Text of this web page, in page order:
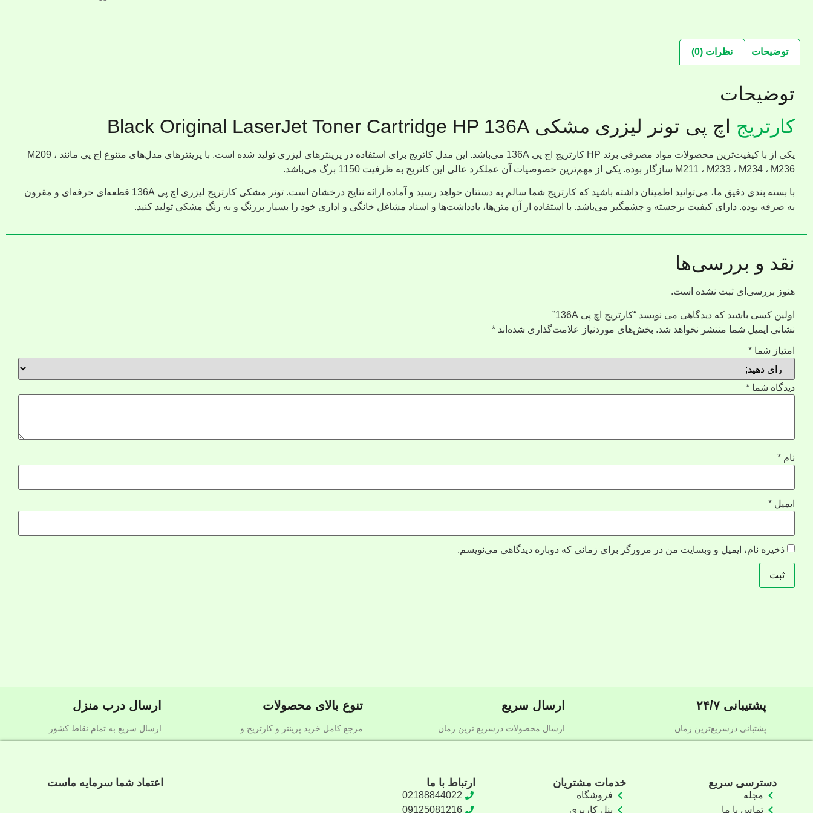
توضیحات نظرات (0)
توضیحات
کارتریج اچ پی تونر لیزری مشکی Black Original LaserJet Toner Cartridge HP 136A
یکی از با کیفیت‌ترین محصولات مواد مصرفی برند HP کارتریج اچ پی 136A می‌باشد. این مدل کاتریج برای استفاده در پرینترهای لیزری تولید شده است. با پرینترهای مدل‌های متنوع اچ پی مانند M209 ،
M211 ، M233 ، M234 ، M236 سازگار بوده. یکی از مهم‌ترین خصوصیات آن عملکرد عالی این کاتریج به ظرفیت 1150 برگ می‌باشد.
با بسته بندی دقیق ما، می‌توانید اطمینان داشته باشید که کارتریج شما سالم به دستتان خواهد رسید و آماده ارائه نتایج درخشان است. تونر مشکی کارتریج لیزری اچ پی 136A قطعه‌ای حرفه‌ای و مقرون
به صرفه بوده. دارای کیفیت برجسته و چشمگیر می‌باشد. با استفاده از آن متن‌ها، یادداشت‌ها و اسناد مشاغل خانگی و اداری خود را بسیار پررنگ و به رنگ مشکی تولید کنید.
نقد و بررسی‌ها
هنوز بررسی‌ای ثبت نشده است.
اولین کسی باشید که دیدگاهی می نویسد “کارتریج اچ پی 136A”
نشانی ایمیل شما منتشر نخواهد شد. بخش‌های موردنیاز علامت‌گذاری شده‌اند *
امتیاز شما *
دیدگاه شما *
نام *
ایمیل *
ذخیره نام، ایمیل و وبسایت من در مرورگر برای زمانی که دوباره دیدگاهی می‌نویسم.
پشتیبانی ۲۴/۷
پشتبانی درسریع‌ترین زمان
ارسال سریع
ارسال محصولات درسریع‌ ترین زمان
تنوع بالای محصولات
مرجع کامل خرید پرینتر و کارتریج و...
ارسال درب منزل
ارسال سریع به تمام نقاط کشور
دسترسی سریع
مجله
تماس با ما
خدمات مشتریان
فروشگاه
پنل کاربری
ارتباط با ما
02188844022
09125081216
اعتماد شما سرمایه ماست